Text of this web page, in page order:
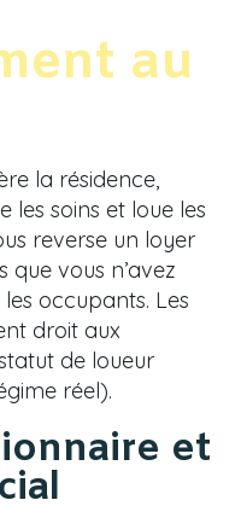
au
la résidence,
les soins et loue les
reverse un loyer
vous n’avez
occupants. Les
droit aux
de loueur
réel).
et